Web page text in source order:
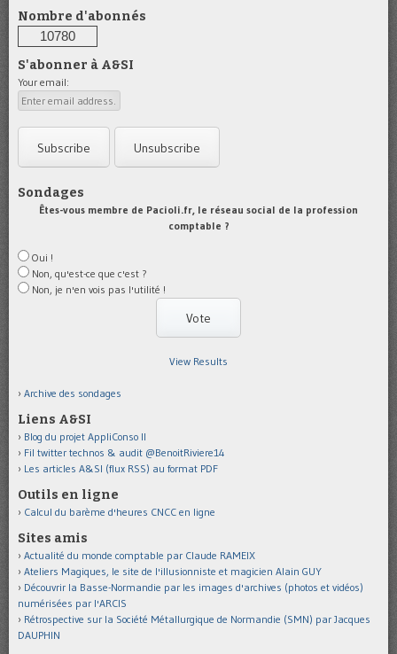
Nombre d'abonnés
10780
S'abonner à A&SI
Your email:
Sondages
Êtes-vous membre de Pacioli.fr, le réseau social de la profession
comptable ?
Oui !
Non, qu'est-ce que c'est ?
Non, je n'en vois pas l'utilité !
View Results
Archive des sondages
Liens A&SI
Blog du projet AppliConso II
Fil twitter technos & audit @BenoitRiviere14
Les articles A&SI (flux RSS) au format PDF
Outils en ligne
Calcul du barème d'heures CNCC en ligne
Sites amis
Actualité du monde comptable par Claude RAMEIX
Ateliers Magiques, le site de l'illusionniste et magicien Alain GUY
Découvrir la Basse-Normandie par les images d'archives (photos et vidéos)
numérisées par l'ARCIS
Rétrospective sur la Société Métallurgique de Normandie (SMN) par Jacques
DAUPHIN